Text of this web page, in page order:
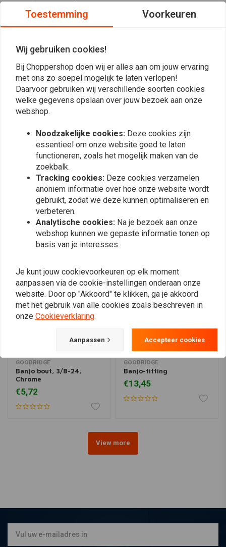
Gemaakt van roestvrij staal met een BANJO-bout met schakelaar.
Reviews
(0 beoordelingen)
Vergelijkbare producten
GOODRIDGE
Banjo bout, 3/8-24,
Chrome
€5,72
GOODRIDGE
Banjo-fitting
€13,45
View more
Toestemming Voorkeuren
Wij gebruiken cookies!
Bij Choppershop doen wij er alles aan om jouw ervaring
met ons zo soepel mogelijk te laten verlopen!
Daarvoor gebruiken wij verschillende soorten cookies
welke gegevens opslaan over jouw bezoek aan onze
webshop.
Noodzakelijke cookies: Deze cookies zijn
essentieel om onze website goed te laten
functioneren, zoals het mogelijk maken van de
zoekbalk.
Tracking cookies: Deze cookies verzamelen
anoniem informatie over hoe onze website wordt
gebruikt, zodat we deze kunnen optimaliseren en
verbeteren.
Analytische cookies: Na je bezoek aan onze
webshop kunnen we gepaste informatie tonen op
basis van je interesses.
Je kunt jouw cookievoorkeuren op elk moment
aanpassen via de cookie-instellingen onderaan onze
website. Door op "Akkoord" te klikken, ga je akkoord
met het gebruik van alle cookies zoals beschreven in
onze Cookieverklaring.
Aanpassen Accepteer cookies